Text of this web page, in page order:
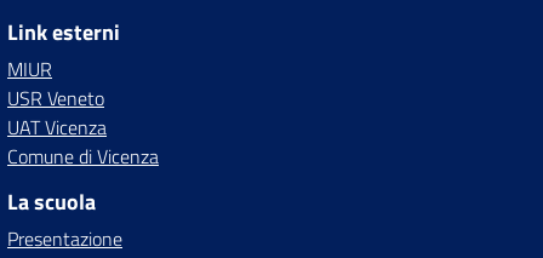
Link esterni
MIUR
USR Veneto
UAT Vicenza
Comune di Vicenza
La scuola
Presentazione